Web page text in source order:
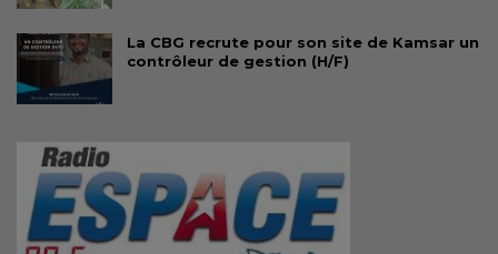
La CBG recrute pour son site de Kamsar un
contrôleur de gestion (H/F)